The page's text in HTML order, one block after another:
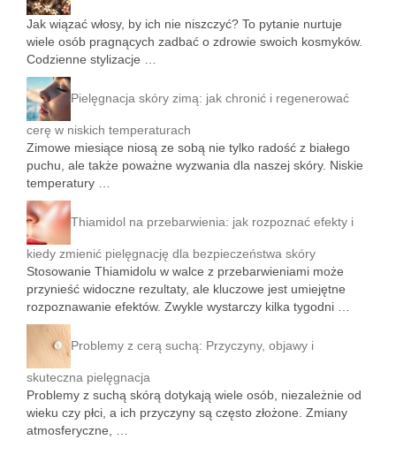
Jak wiązać włosy, by ich nie niszczyć? To pytanie nurtuje
wiele osób pragnących zadbać o zdrowie swoich kosmyków.
Codzienne stylizacje …
Pielęgnacja skóry zimą: jak chronić i regenerować
cerę w niskich temperaturach
Zimowe miesiące niosą ze sobą nie tylko radość z białego
puchu, ale także poważne wyzwania dla naszej skóry. Niskie
temperatury …
Thiamidol na przebarwienia: jak rozpoznać efekty i
kiedy zmienić pielęgnację dla bezpieczeństwa skóry
Stosowanie Thiamidolu w walce z przebarwieniami może
przynieść widoczne rezultaty, ale kluczowe jest umiejętne
rozpoznawanie efektów. Zwykle wystarczy kilka tygodni …
Problemy z cerą suchą: Przyczyny, objawy i
skuteczna pielęgnacja
Problemy z suchą skórą dotykają wiele osób, niezależnie od
wieku czy płci, a ich przyczyny są często złożone. Zmiany
atmosferyczne, …